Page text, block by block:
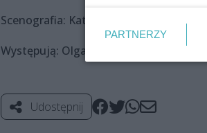
Scenografia: Katarzyna Banucha
Występują: Olga Adamska oraz Felipe
Udostępnij
PARTNERZY